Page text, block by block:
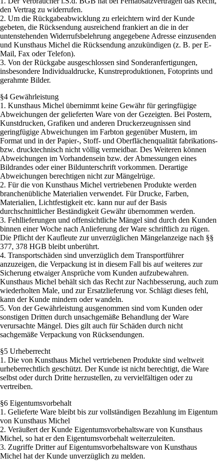
den Vertrag zu widerrufen.
2. Um die Rückgabeabwicklung zu erleichtern wird der Kunde
gebeten, die Rücksendung ausreichend frankiert an die in der
untenstehenden Widerrufsbelehrung angegebene Adresse einzusenden
und Kunsthaus Michel die Rücksendung anzukündigen (z. B. per E-
Mail, Fax oder Telefon).
3. Von der Rückgabe ausgeschlossen sind Sonderanfertigungen,
insbesondere Individualdrucke, Kunstreproduktionen, Fotoprints und
gerahmte Bilder.
§4 Gewährleistung
1. Kunsthaus Michel übernimmt keine Gewähr für geringfügige
Abweichungen der gelieferten Ware von der Gezeigten. Bei Postern,
Kunstdrucken, Grafiken und anderen Druckerzeugnissen sind
geringfügige Abweichungen im Farbton gegenüber Mustern, im
Format und in der Papier-, Stoff- und Oberflächenqualität fabrikations-
bzw. drucktechnisch nicht völlig vermeidbar. Des Weiteren können
Abweichungen im Vorhandensein bzw. der Abmessungen eines
Bildrandes oder einer Bildunterschrift vorkommen. Derartige
Abweichungen berechtigen nicht zur Mängelrüge.
2. Für die von Kunsthaus Michel vertriebenen Produkte werden
branchenübliche Materialien verwendet. Für Drucke, Farben,
Materialien, Lichtfestigkeit etc. kann nur auf der Basis
durchschnittlicher Beständigkeit Gewähr übernommen werden.
3. Fehllieferungen und offensichtliche Mängel sind durch den Kunden
binnen einer Woche nach Anlieferung der Ware schriftlich zu rügen.
Die Pflicht der Kaufleute zur unverzüglichen Mängelanzeige nach §§
377, 378 HGB bleibt unberührt.
4. Transportschäden sind unverzüglich dem Transportführer
anzuzeigen, die Verpackung ist in diesem Fall bis auf weiteres zur
Sicherung etwaiger Ansprüche vom Kunden aufzubewahren.
Kunsthaus Michel behält sich das Recht zur Nachbesserung, auch zum
wiederholten Male, und zur Ersatzlieferung vor. Schlägt dieses fehl,
kann der Kunde mindern oder wandeln.
5. Von der Gewährleistung ausgenommen sind vom Kunden oder
sonstigen Dritten durch unsachgemäße Behandlung der Ware
verursachte Mängel. Dies gilt auch für Schäden durch nicht
sachgemäße Verpackung von Rücksendungen.
§5 Urheberrecht
1. Die von Kunsthaus Michel vertriebenen Produkte sind weltweit
urheberrechtlich geschützt. Der Kunde ist nicht berechtigt, die Ware
selbst oder durch Dritte herzustellen, zu vervielfältigen oder zu
vertreiben.
§6 Eigentumsvorbehalt
1. Gelieferte Ware bleibt bis zur vollständigen Bezahlung im Eigentum
von Kunsthaus Michel
2. Veräußert der Kunde Eigentumsvorbehaltsware von Kunsthaus
Michel, so hat er den Eigentumsvorbehalt weiterzuleiten.
3. Zugriffe Dritter auf Eigentumsvorbehaltsware von Kunsthaus
Michel hat der Kunde unverzüglich zu melden.